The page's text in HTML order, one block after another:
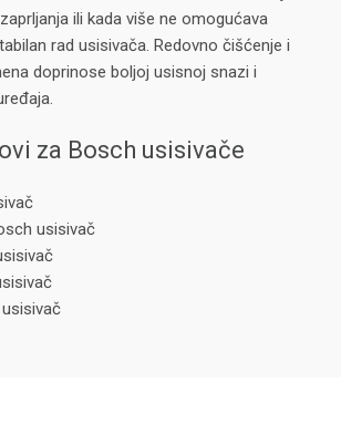
ili kada više ne omogućava
rad usisivača. Redovno čišćenje i
doprinose boljoj usisnoj snazi i
za Bosch usisivače
usisivač